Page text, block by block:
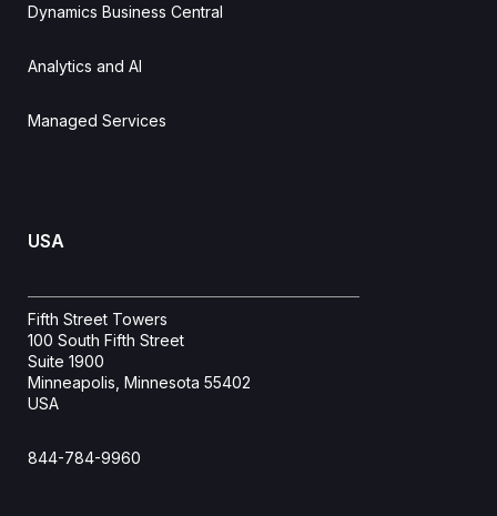
Dynamics Business Central
Analytics and AI
Managed Services
USA
Fifth Street Towers
100 South Fifth Street
Suite 1900
Minneapolis, Minnesota 55402
USA
844-784-9960